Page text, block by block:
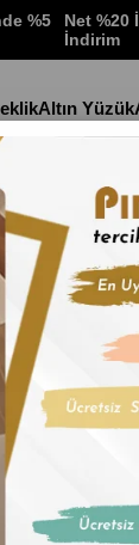
%5
Net %20
İndirim
Altın Yüzük